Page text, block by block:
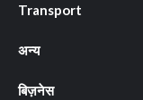
Transport
अन्य
बिज़नेस